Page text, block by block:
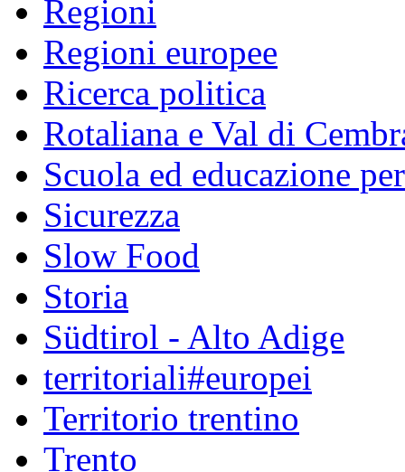
Regioni
Regioni europee
Ricerca politica
Rotaliana e Val di
Scuola ed educazione
Sicurezza
Slow Food
Storia
Südtirol - Alto Adige
territoriali#europei
Territorio trentino
Trento